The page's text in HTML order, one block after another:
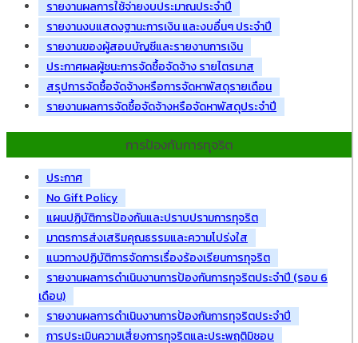
รายงานผลการใช้จ่ายงบประมาณประจำปี
รายงานงบแสดงฐานะการเงิน และงบอื่นๆ ประจำปี
รายงานของผู้สอบบัญชีและรายงานการเงิน
ประกาศผลผู้ชนะการจัดซื้อจัดจ้าง รายไตรมาส
สรุปการจัดซื้อจัดจ้างหรือการจัดหาพัสดุรายเดือน
รายงานผลการจัดซื้อจัดจ้างหรือจัดหาพัสดุประจำปี
การป้องกันการทุจริต
ประกาศ
No Gift Policy
แผนปฏิบัติการป้องกันและปราบปรามการทุจริต
มาตรการส่งเสริมคุณธรรมและความโปร่งใส
แนวทางปฏิบัติการจัดการเรื่องร้องเรียนการทุจริต
รายงานผลการดำเนินงานการป้องกันการทุจริตประจำปี (รอบ 6
เดือน)
รายงานผลการดำเนินงานการป้องกันการทุจริตประจำปี
การประเมินความเสี่ยงการทุจริตและประพฤติมิชอบ